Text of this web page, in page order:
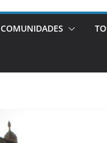
COMUNIDADES